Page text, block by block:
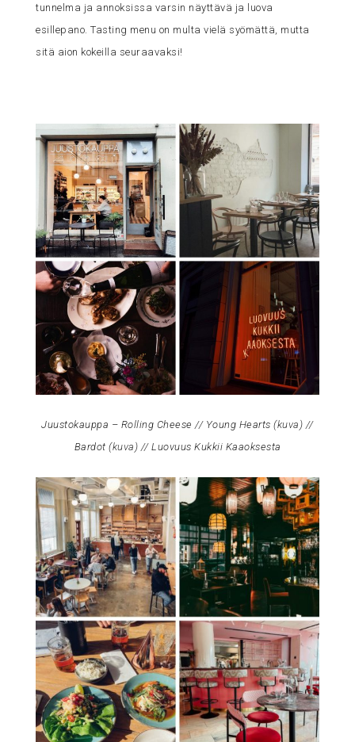
tunnelma ja annoksissa varsin näyttävä ja luova
esillepano. Tasting menu on multa vielä syömättä, mutta
sitä aion kokeilla seuraavaksi!
Juustokauppa – Rolling Cheese // Young Hearts (kuva ) //
Bardot (kuva ) // Luovuus Kukkii Kaaoksesta